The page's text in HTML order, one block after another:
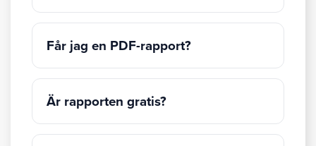
Får jag en PDF-rapport?
Är rapporten gratis?